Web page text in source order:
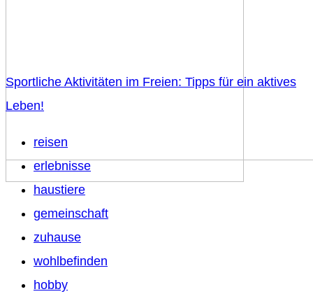
Sportliche Aktivitäten im Freien: Tipps für ein aktives
Leben!
reisen
erlebnisse
haustiere
gemeinschaft
zuhause
wohlbefinden
hobby